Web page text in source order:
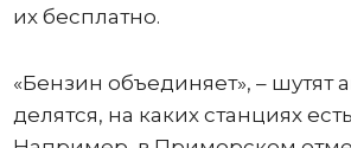
их бесплатно.
«Бензин объединяет», – шутят
делятся, на каких станциях